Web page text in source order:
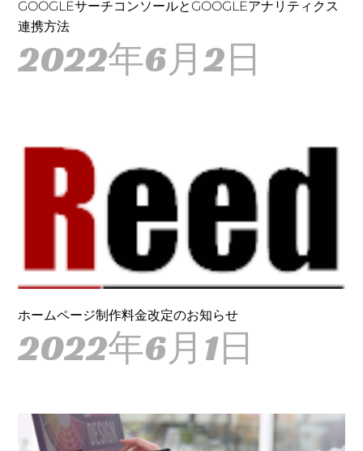
GOOGLEサーチコンソールとGOOGLEアナリティクス
連携方法
2022年6月2日
ホームページ制作料金改定のお知らせ
2022年6月1日